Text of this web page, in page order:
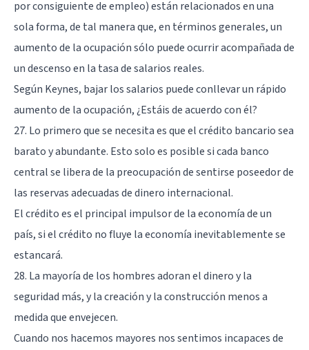
por consiguiente de empleo) están relacionados en una
sola forma, de tal manera que, en términos generales, un
aumento de la ocupación sólo puede ocurrir acompañada de
un descenso en la tasa de salarios reales.
Según Keynes, bajar los salarios puede conllevar un rápido
aumento de la ocupación, ¿Estáis de acuerdo con él?
27. Lo primero que se necesita es que el crédito bancario sea
barato y abundante. Esto solo es posible si cada banco
central se libera de la preocupación de sentirse poseedor de
las reservas adecuadas de dinero internacional.
El crédito es el principal impulsor de la economía de un
país, si el crédito no fluye la economía inevitablemente se
estancará.
28. La mayoría de los hombres adoran el dinero y la
seguridad más, y la creación y la construcción menos a
medida que envejecen.
Cuando nos hacemos mayores nos sentimos incapaces de